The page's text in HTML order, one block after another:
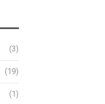
(3)
(19)
(1)